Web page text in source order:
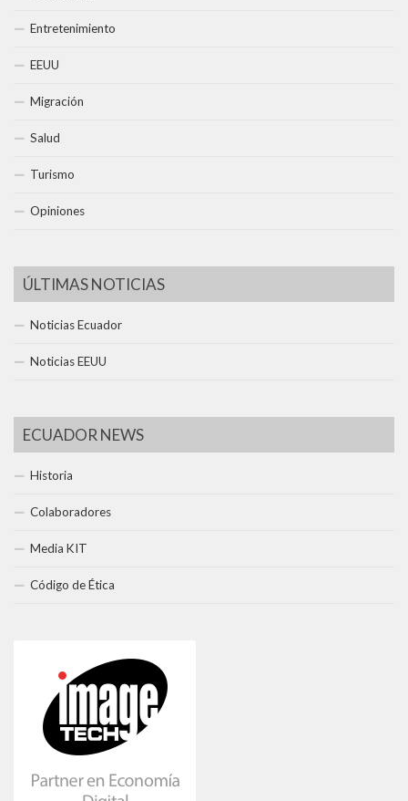
Entretenimiento
EEUU
Migración
Salud
Turismo
Opiniones
ÚLTIMAS NOTICIAS
Noticias Ecuador
Noticias EEUU
ECUADOR NEWS
Historia
Colaboradores
Media KIT
Código de Ética